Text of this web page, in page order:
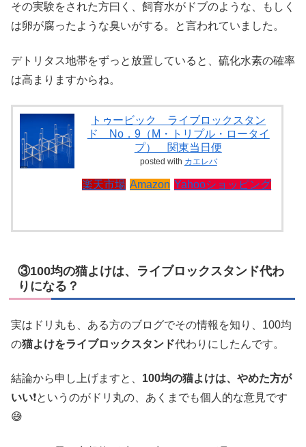
その実験をされた方曰く、飼育水がドブのような、もしく
は卵が腐ったような臭いがする。と言われていました。
デトリタス地帯をずっと放置していると、硫化水素の確率
は高まりますからね。
トゥービック ライブロックスタン
ド No．9（M・トリプル・ロータイ
プ） 関東当日便
posted with カエレバ
楽天市場 Amazon Yahooショッピング
③100均の猫よけは、ライブロックスタンド代わ
りになる？
実はドリ丸も、ある方のブログでその情報を知り、100均
の猫よけをライブロックスタンド代わりにしたんです。
結論から申し上げますと、 100均の猫よけは、やめた方が
いい❗というのがドリ丸の、あくまでも個人的な意見です
😅